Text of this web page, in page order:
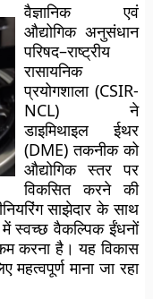
वैज्ञानिक एवं
औद्योगिक अनुसंधान
परिषद–राष्ट्रीय
रासायनिक
प्रयोगशाला (CSIR-
NCL) ने
डाइमिथाइल ईथर
(DME) तकनीक को
औद्योगिक स्तर पर
विकसित करने की
साझेदार के साथ
में स्वच्छ वैकल्पिक ईंधनों
करना है। यह विकास
माना जा रहा